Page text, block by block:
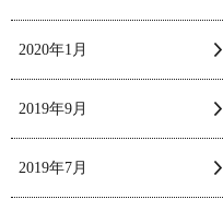
2020年1月
2019年9月
2019年7月